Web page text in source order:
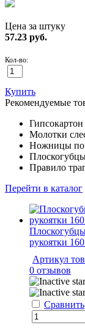
Цена за штуку
57.23 руб.
Кол-во:
Купить
Рекомендуемые
Гипсокартон
Молотки
Ножницы по
Правило
Перейти в каталог
рукоятки
Артикул
0 отзывов
Сравнить